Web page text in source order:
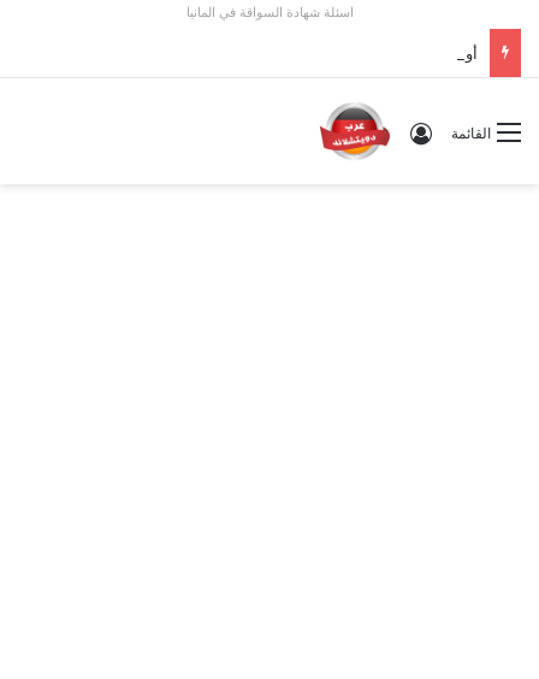
اسئلة شهادة السواقة في المانيا
أوسبيلدونغ تبريد مراكز البيانات في ألمانيا 2026: الأجور والشروط
القائمة تسجيل الدخول